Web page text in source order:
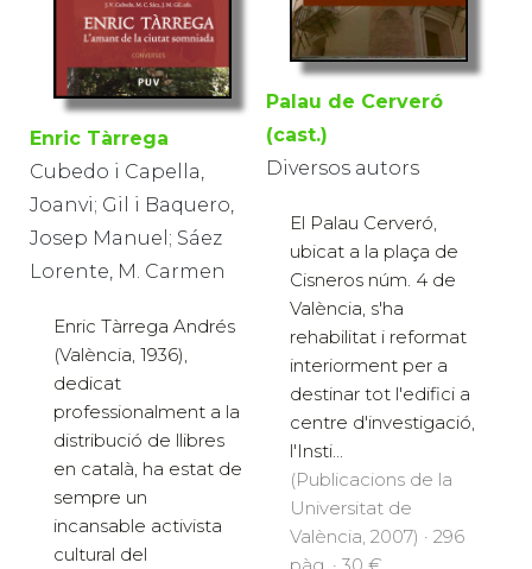
Enric Tàrrega
Cubedo i Capella,
Joanvi; Gil i Baquero,
Josep Manuel; Sáez
Lorente, M. Carmen
Enric Tàrrega Andrés
(València, 1936),
dedicat
professionalment a la
distribució de llibres
en català, ha estat de
sempre un
incansable activista
cultural del
Palau de Cerveró
(cast.)
Diversos autors
El Palau Cerveró,
ubicat a la plaça de
Cisneros núm. 4 de
València, s'ha
rehabilitat i reformat
interiorment per a
destinar tot l'edifici a
centre d'investigació,
l'Insti...
(Publicacions de la
Universitat de
València, 2007) · 296